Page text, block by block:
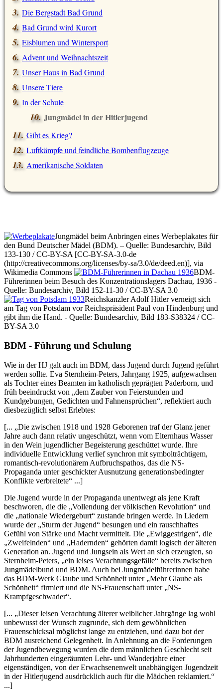
Die Bergstadt Bad Grund
Bad Grund wird Kurort
Eisblumen und Wintersport
Advent und Weihnachtszeit
Unser Haus in Bad Grund
Unsere Tiere
In der Schule
Jungmädel in der Hitlerjugend
Gibt es Krieg?
Luftkämpfe und feindliche Bombenflugzeuge
Amerikanische Soldaten
Jungmädel beim Anbringen eines Werbeplakates für
den Bund Deutscher Mädel (BDM). – Quelle: Bundesarchiv, Bild
133-130 / CC-BY-SA [CC-BY-SA-3.0-de
(http://creativecommons.org/licenses/by-sa/3.0/de/deed.en)], via
Wikimedia Commons
BDM-
Führerinnen beim Besuch des Konzentrationslagers Dachau, 1936 -
Quelle: Bundesarchiv, Bild 152-11-30 / CC-BY-SA 3.0
Reichskanzler Adolf Hitler verneigt sich
am Tag von Potsdam vor Reichspräsident Paul von Hindenburg und
gibt ihm die Hand. - Quelle: Bundesarchiv, Bild 183-S38324 / CC-
BY-SA 3.0
BDM - Führung und Schulung
Wie in der HJ galt auch im BDM, dass Jugend durch Jugend geführt
werden sollte. Eva Sternheim-Peters, Jahrgang 1925, aufgewachsen
als Tochter eines Beamten im katholisch geprägten Paderborn, und
früh beeindruckt von
dem Zauber von Feierstunden und
Kundgebungen, Gedichten und Fahnensprüchen , reflektiert auch
diesbezüglich selbst Erlebtes:
[...
Die zwischen 1918 und 1928 Geborenen traf der Glanz jener
Jahre auch dann relativ ungeschützt, wenn vom Elternhaus Wasser
in den Wein jugendlicher Begeisterung geschüttet wurde. Ihre
individuelle Entwicklung verlief synchron mit symbolträchtigem,
romantisch-revolutionärem Aufbruchspathos, das die NS-
Propaganda unter geschickter Ausnutzung generationsbedingter
Konflikte verbreitete
...]
Die Jugend wurde in der Propaganda unentwegt als jene Kraft
beschworen, die die
Vollendung der völkischen Revolution
und
die
nationale Wiedergeburt
zustande bringen werde. In Liedern
wurde der
Sturm der Jugend
besungen und ein rauschhaftes
Gefühl von Stärke und Macht vermittelt. Die
Ewiggestrigen , die
Zweifelnden
und Hadernden
gehörten damit logisch der älteren
Generation an. Jugend und Jungsein als Wert an sich erzeugten, so
Sternheim-Peters,
ein leises Verachtungsgefälle
bereits zwischen
Jungmädelbund und BDM. Auch bei Jungmädelführerinnen habe
das BDM-Werk Glaube und Schönheit unter Mehr Glaube als
Schönheit
firmiert und die NS-Frauenschaft unter NS-
Krampfgeschwader .
[...
Dieser leisen Verachtung älterer weiblicher Jahrgänge lag wohl
unbewusst der Wunsch zugrunde, sich dem gewöhnlichen
Frauenschicksal möglichst lange zu entziehen, und dazu bot der
BDM ausreichend Gelegenheit. In Anlehnung an die Forderungen
der Jugendbewegung wurden die dem männlichen Geschlecht seit
Jahrhunderten eingeräumten Lehr- und Wanderjahre einer
eigenständigen, von der Erwachsenenwelt unabhängigen Jugendzeit
in der Hitlerjugend ausdrücklich auch für die Mädchen reklamiert.
...]